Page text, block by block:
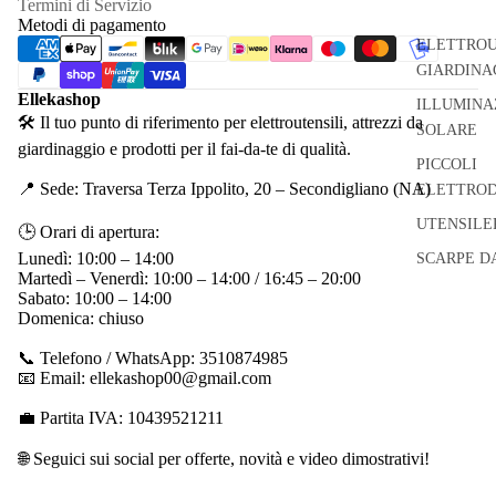
SOLARE
PICCOLI
SCARPE
Termini di Servizio
Metodi di pagamento
Ellekashop
🛠 Il tuo punto di riferimento per elettroutensili, attrezzi da
giardinaggio e prodotti per il fai-da-te di qualità.
📍 Sede: Traversa Terza Ippolito, 20 – Secondigliano (NA)
🕒 Orari di apertura:
Lunedì: 10:00 – 14:00
Martedì – Venerdì: 10:00 – 14:00 / 16:45 – 20:00
Sabato: 10:00 – 14:00
Domenica: chiuso
📞 Telefono / WhatsApp: 3510874985
📧 Email: ellekashop00@gmail.com
💼 Partita IVA: 10439521211
🌐 Seguici sui social per offerte, novità e video dimostrativi!